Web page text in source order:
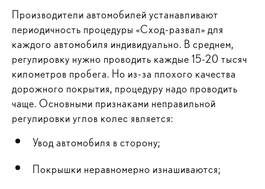
Производители автомобилей устанавливают
периодичность процедуры «Сход-развал» для
каждого автомобиля индивидуально. В среднем,
регулировку нужно проводить каждые 15-20 тысяч
километров пробега. Но из-за плохого качества
дорожного покрытия, процедуру надо проводить
чаще. Основными признаками неправильной
регулировки углов колес является:
Увод автомобиля в сторону;
Покрышки неравномерно изнашиваются;